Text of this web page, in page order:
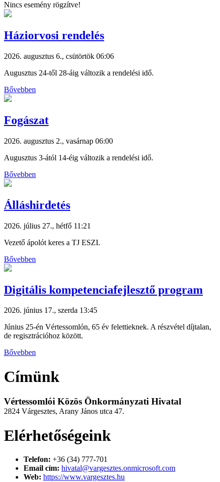
Nincs esemény rögzítve!
Háziorvosi rendelés
2026. augusztus 6., csütörtök 06:06
Augusztus 24-től 28-áig változik a rendelési idő.
Bővebben
Fogászat
2026. augusztus 2., vasárnap 06:00
Augusztus 3-ától 14-éig változik a rendelési idő.
Bővebben
Álláshirdetés
2026. július 27., hétfő 11:21
Vezető ápolót keres a TJ ESZI.
Bővebben
Digitális kompetenciafejlesztő program
2026. június 17., szerda 13:45
Június 25-én Vértessomlón, 65 év felettieknek. A részvétel díjtalan,
de regisztrációhoz között.
Bővebben
Címünk
Vértessomlói Közös Önkormányzati Hivatal
2824 Várgesztes, Arany János utca 47.
Elérhetőségeink
Telefon: +36 (34) 777-701
Email cím: hivatal@vargesztes.onmicrosoft.com
Web: https://www.vargesztes.hu